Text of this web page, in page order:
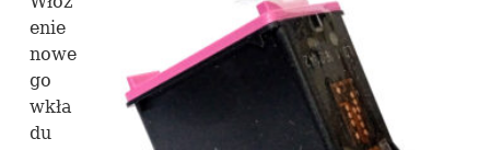
enie
nowe
go
wkła
du